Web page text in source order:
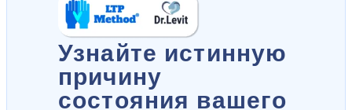
Узнайте истинную
причину
состояния вашего